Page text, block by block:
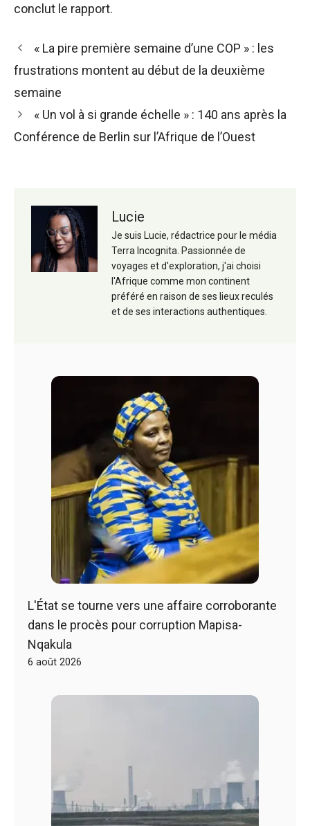
conclut le rapport.
Navigation
des
« La pire première semaine d’une COP » : les
frustrations montent au début de la deuxième
semaine
« Un vol à si grande échelle » : 140 ans après la
Conférence de Berlin sur l’Afrique de l’Ouest
Lucie
Je suis Lucie, rédactrice pour le média
Terra Incognita. Passionnée de
voyages et d'exploration, j'ai choisi
l'Afrique comme mon continent
préféré en raison de ses lieux reculés
et de ses interactions authentiques.
L'État se tourne vers une affaire corroborante
dans le procès pour corruption Mapisa-
Nqakula
6 août 2026